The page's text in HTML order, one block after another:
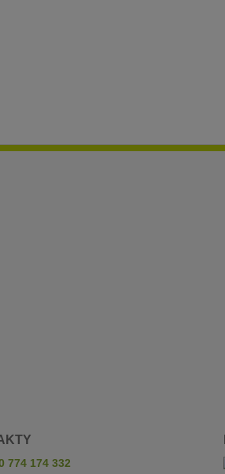
774 174 332